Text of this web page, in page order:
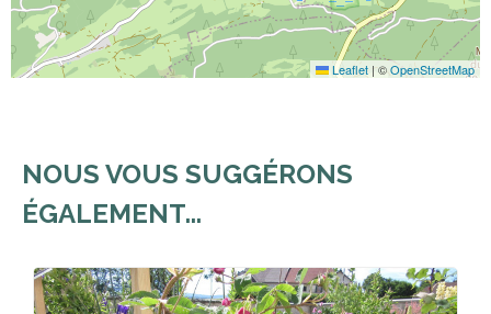
Leaflet |©OpenStreetMap
NOUS VOUS SUGGÉRONS
ÉGALEMENT...